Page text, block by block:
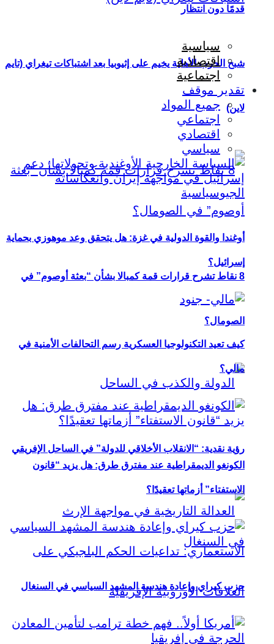
شبح الحرب الأهلية يخيم على إثيوبيا بعد اشتباكات تيغراي (تايم
لاين)
8 نقاط تشرح قرارات قمة كمبالا بشأن “بعثة أوصوم” في
الصومال؟
رؤية نقدية: “الانقلاب الأخلاقي للدولة” في الساحل الإفريقي
قدمًا دون انتظار
سياسية
اقتصادية
اجتماعية
تقدير موقف
جميع المواد
اجتماعي
اقتصادي
سياسي
أوغندا والقوة الدولية في غزة: هل يتحقق وعد موهوزي بحماية
إسرائيل؟
كيف تعيد التكنولوجيا العسكرية رسم التحالفات الأمنية في
مالي؟
الكونغو الديمقراطية عند مفترق طرق: هل يزيد “قانون
الاستفتاء” أزماتها تعقيدًا؟
حزب كيراي وإعادة هندسة المشهد السياسي في السنغال